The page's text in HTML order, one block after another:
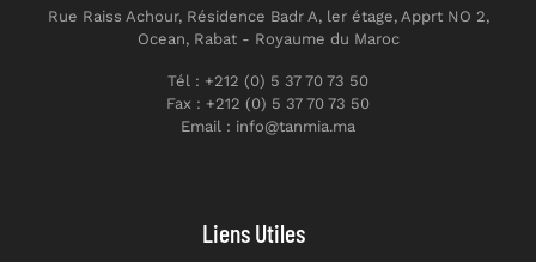
Rue Raiss Achour, Résidence Badr A, ler étage, Apprt NO 2,
Ocean, Rabat - Royaume du Maroc
Tél : +212 (0) 5 37 70 73 50
Fax : +212 (0) 5 37 70 73 50
Email : info@tanmia.ma
Liens Utiles